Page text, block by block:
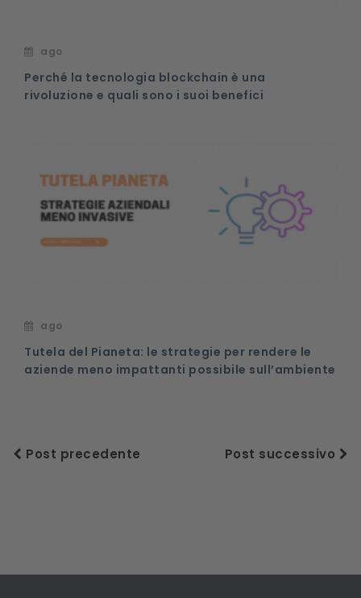
ago
Perché la tecnologia blockchain è una
rivoluzione e quali sono i suoi benefici
ago
Tutela del Pianeta: le strategie per rendere le
aziende meno impattanti possibile sull’ambiente
Post precedente Post successivo